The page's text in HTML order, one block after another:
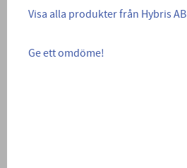
Visa alla produkter från Hybris AB
Ge ett omdöme!